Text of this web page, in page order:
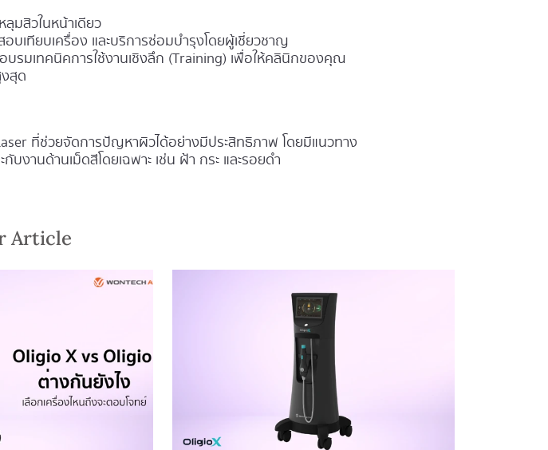
มสิวในหน้าเดียว
บเทียบเครื่อง และบริการซ่อมบำรุงโดยผู้เชี่ยวชาญ
รมเทคนิคการใช้งานเชิงลึก (Training) เพื่อให้คลินิกของคุณ
สุด
ที่ช่วยจัดการปัญหาผิวได้อย่างมีประสิทธิภาพ โดยมีแนวทาง
งานด้านเม็ดสีโดยเฉพาะ เช่น ฝ้า กระ และรอยดำ
Article